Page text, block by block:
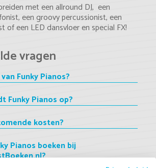
met een allround DJ, een
een groovy percussionist, een
of een LED dansvloer en special FX!
vragen
Funky Pianos?
Funky Pianos op?
kosten?
Pianos boeken bij